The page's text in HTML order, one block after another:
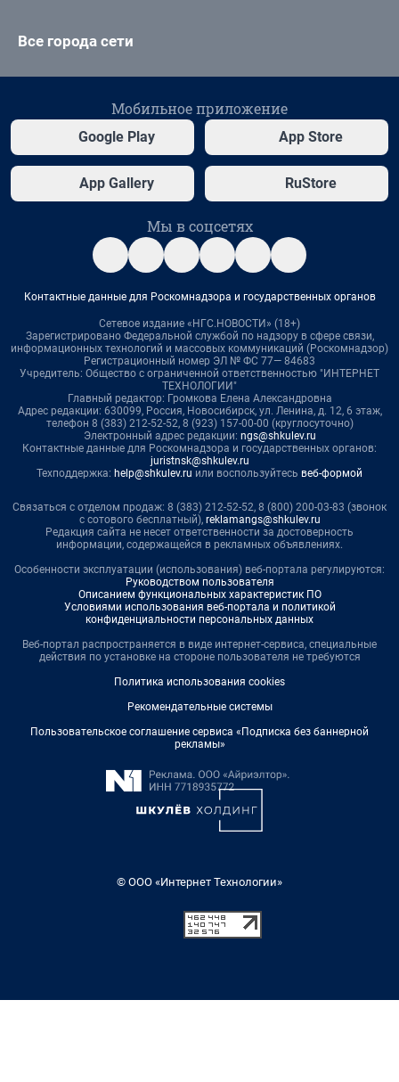
Все города сети
Мобильное приложение
Google Play App Store
App Gallery RuStore
Мы в соцсетях
Контактные данные для Роскомнадзора и государственных органов
Сетевое издание «НГС.НОВОСТИ» (18+)
Зарегистрировано Федеральной службой по надзору в сфере связи,
информационных технологий и массовых коммуникаций (Роскомнадзор)
Регистрационный номер ЭЛ № ФС 77— 84683
Учредитель: Общество с ограниченной ответственностью "ИНТЕРНЕТ
ТЕХНОЛОГИИ"
Главный редактор: Громкова Елена Александровна
Адрес редакции: 630099, Россия, Новосибирск, ул. Ленина, д. 12, 6 этаж,
телефон 8 (383) 212-52-52, 8 (923) 157-00-00 (круглосуточно)
Электронный адрес редакции: ngs@shkulev.ru
Контактные данные для Роскомнадзора и государственных органов:
juristnsk@shkulev.ru
Техподдержка: help@shkulev.ru или воспользуйтесь веб-формой
Связаться с отделом продаж: 8 (383) 212-52-52, 8 (800) 200-03-83 (звонок
с сотового бесплатный), reklamangs@shkulev.ru
Редакция сайта не несет ответственности за достоверность
информации, содержащейся в рекламных объявлениях.
Особенности эксплуатации (использования) веб-портала регулируются:
Руководством пользователя
Описанием функциональных характеристик ПО
Условиями использования веб-портала и политикой
конфиденциальности персональных данных
Веб-портал распространяется в виде интернет-сервиса, специальные
действия по установке на стороне пользователя не требуются
Политика использования cookies
Рекомендательные системы
Пользовательское соглашение сервиса «Подписка без баннерной
рекламы»
© ООО «Интернет Технологии»